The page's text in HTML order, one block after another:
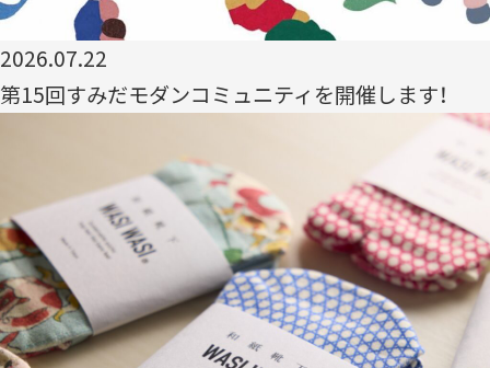
デザイナー コラボレーション
グッドデザイン賞
クラウドファンディング 職人
ベストオブすみだモダン
2026.07.22
第15回すみだモダンコミュニティを開催します！